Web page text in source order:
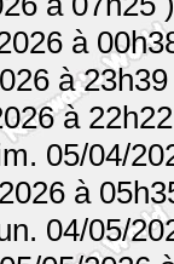
à
à
à
05/04/
à
04/05/